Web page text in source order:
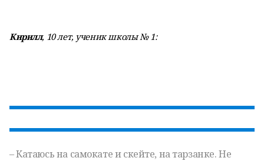
Кирилл, 10 лет, ученик школы № 1:
– Катаюсь на самокате и скейте, на тарзанке. Не